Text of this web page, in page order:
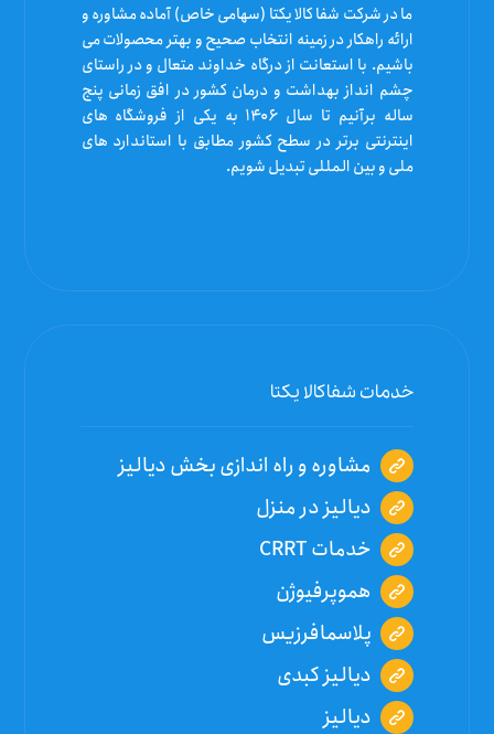
ما در شرکت شفا کالا یکتا (سهامی خاص) آماده مشاوره و
ارائه راهکار در زمینه انتخاب صحیح و بهتر محصولات می
باشیم. با استعانت از درگاه خداوند متعال و در راستای
چشم انداز بهداشت و درمان کشور در افق زمانی پنج
ساله برآنیم تا سال ۱۴۰۶ به یکی از فروشگاه های
اینترنتی برتر در سطح کشور مطابق با استاندارد های
ملی و بین المللی تبدیل شویم.
خدمات شفاکالا یکتا
مشاوره و راه اندازی بخش دیالیز
دیالیز در منزل
خدمات CRRT
هموپرفیوژن
پلاسمافرزیس
دیالیز کبدی
دیالیز